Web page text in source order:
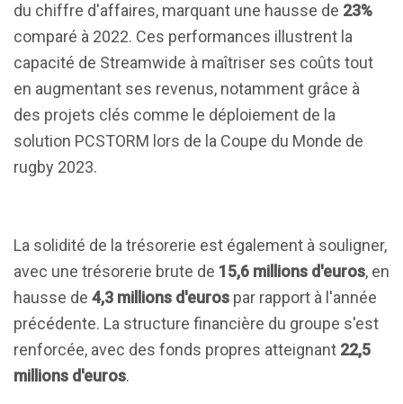
du chiffre d'affaires, marquant une hausse de 23%
comparé à 2022. Ces performances illustrent la
capacité de Streamwide à maîtriser ses coûts tout
en augmentant ses revenus, notamment grâce à
des projets clés comme le déploiement de la
solution PCSTORM lors de la Coupe du Monde de
rugby 2023.
La solidité de la trésorerie est également à souligner,
avec une trésorerie brute de 15,6 millions d'euros, en
hausse de 4,3 millions d'euros par rapport à l'année
précédente. La structure financière du groupe s'est
renforcée, avec des fonds propres atteignant 22,5
millions d'euros.